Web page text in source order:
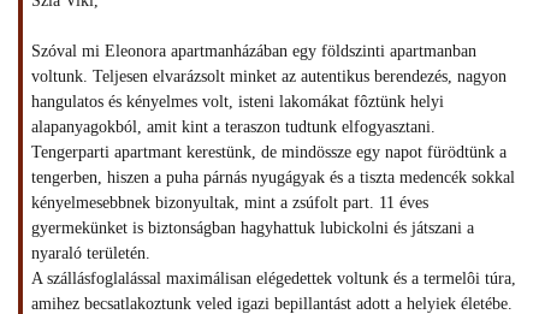
Szóval mi Eleonora apartmanházában egy földszinti apartmanban
voltunk. Teljesen elvarázsolt minket az autentikus berendezés, nagyon
hangulatos és kényelmes volt, isteni lakomákat fôztünk helyi
alapanyagokból, amit kint a teraszon tudtunk elfogyasztani.
Tengerparti apartmant kerestünk, de mindössze egy napot fürödtünk a
tengerben, hiszen a puha párnás nyugágyak és a tiszta medencék sokkal
kényelmesebbnek bizonyultak, mint a zsúfolt part. 11 éves
gyermekünket is biztonságban hagyhattuk lubickolni és játszani a
nyaraló területén.
A szállásfoglalással maximálisan elégedettek voltunk és a termelôi túra,
amihez becsatlakoztunk veled igazi bepillantást adott a helyiek életébe.